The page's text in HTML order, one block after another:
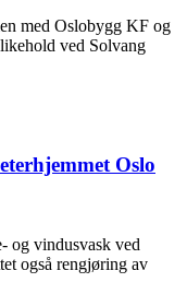
med Oslobygg KF og
ved Solvang
Oslo
og vindusvask ved
også rengjøring av